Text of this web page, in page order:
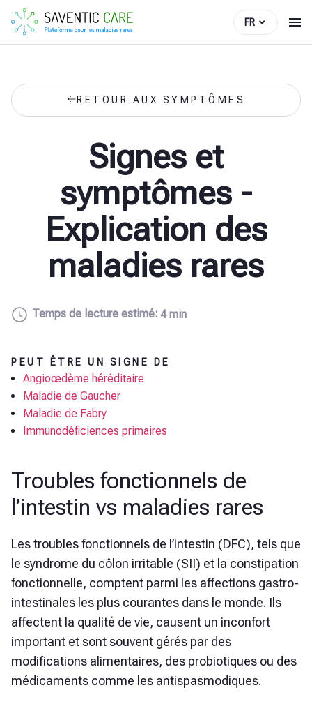
FR
RETOUR AUX SYMPTÔMES
Signes et
symptômes -
Explication des
maladies rares
Temps de lecture estimé: 4 min
PEUT ÊTRE UN SIGNE DE
Angioœdème héréditaire
Maladie de Gaucher
Maladie de Fabry
Immunodéficiences primaires
Troubles fonctionnels de
l’intestin vs maladies rares
Les troubles fonctionnels de l’intestin (DFC), tels que
le syndrome du côlon irritable (SII) et la constipation
fonctionnelle, comptent parmi les affections gastro-
intestinales les plus courantes dans le monde. Ils
affectent la qualité de vie, causent un inconfort
important et sont souvent gérés par des
modifications alimentaires, des probiotiques ou des
médicaments comme les antispasmodiques.